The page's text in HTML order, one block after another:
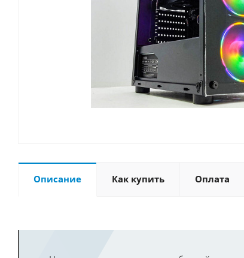
Описание Как купить Оплата